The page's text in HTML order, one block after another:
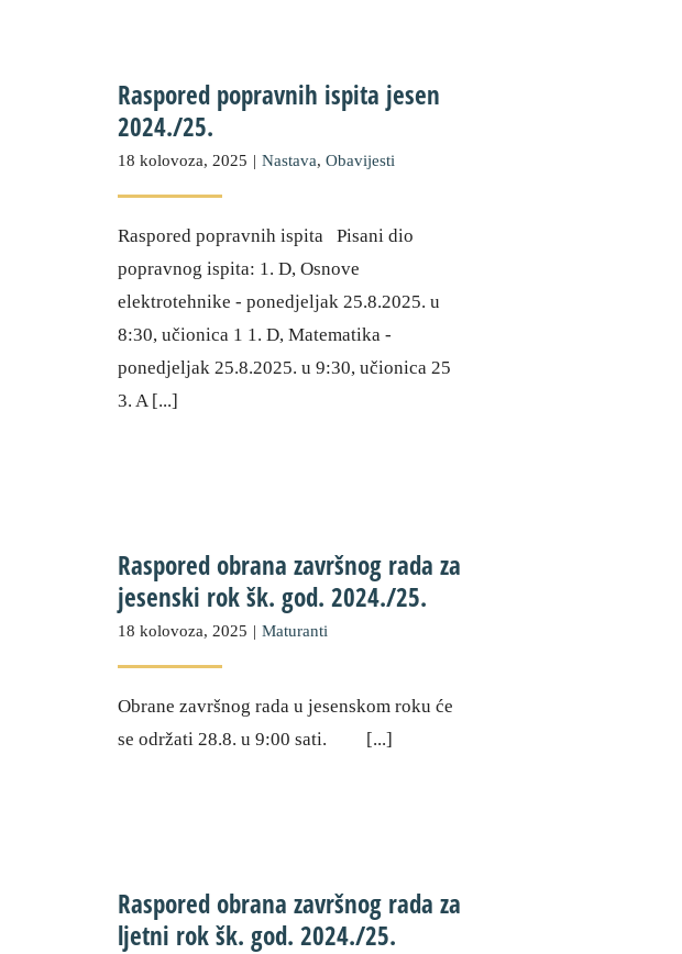
Raspored popravnih ispita jesen
2024./25.
18 kolovoza, 2025 | Nastava, Obavijesti
Raspored popravnih ispita Pisani dio
popravnog ispita: 1. D, Osnove
elektrotehnike - ponedjeljak 25.8.2025. u
8:30, učionica 1 1. D, Matematika -
ponedjeljak 25.8.2025. u 9:30, učionica 25
3. A [...]
Raspored obrana završnog rada za
jesenski rok šk. god. 2024./25.
18 kolovoza, 2025 | Maturanti
Obrane završnog rada u jesenskom roku će
se održati 28.8. u 9:00 sati. [...]
Raspored obrana završnog rada za
ljetni rok šk. god. 2024./25.